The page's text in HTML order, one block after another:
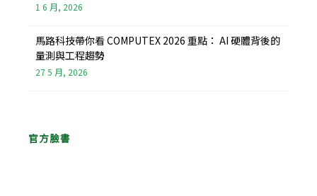
1 6 月, 2026
馬路科技帶你看 COMPUTEX 2026 重點： AI 硬體背後的
量測與工程趨勢
27 5 月, 2026
官方臉書